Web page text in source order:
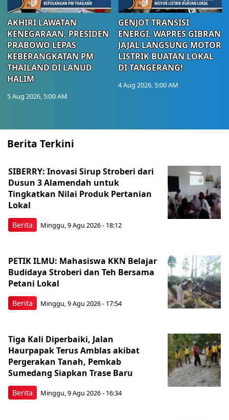
AKHIRI LAWATAN
KENEGARAAN, PRESIDEN
PRABOWO LEPAS
KEBERANGKATAN PM
THAILAND DI LANUD
HALIM
5 Aug 2026, 5:00 AM
GENJOT TRANSISI
ENERGI, WAPRES GIBRAN
JAJAL LANGSUNG MOTOR
LISTRIK BUATAN LOKAL
DI TANGERANG!
4 Aug 2026, 5:00 AM
Berita Terkini
Berita
SIBERRY: Inovasi Sirup Stroberi dari
Dusun 3 Alamendah untuk
Tingkatkan Nilai Produk Pertanian
Lokal
Minggu, 9 Agu 2026 - 18:12
Berita
PETIK ILMU: Mahasiswa KKN Belajar
Budidaya Stroberi dan Teh Bersama
Petani Lokal
Minggu, 9 Agu 2026 - 17:54
Berita
Tiga Kali Diperbaiki, Jalan
Haurpapak Terus Amblas akibat
Pergerakan Tanah, Pemkab
Sumedang Siapkan Trase Baru
Minggu, 9 Agu 2026 - 16:34